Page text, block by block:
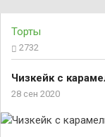
Торты
2732
Чизкейк с
28 сен 2020